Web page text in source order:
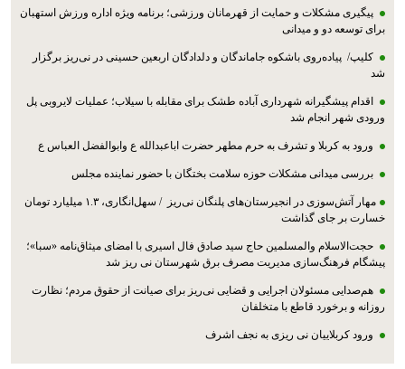
پیگیری مشکلات و حمایت از قهرمانان ورزشی؛ برنامه ویژه اداره ورزش استهبان
برای توسعه دو و میدانی
کلیپ/ پیاده‌روی باشکوه جاماندگان و دلدادگان اربعین حسینی در نی‌ریز برگزار
شد
اقدام پیشگیرانه شهرداری آباده طشک برای مقابله با سیلاب؛ عملیات لایروبی پل
ورودی شهر انجام شد
ورود به کربلا و تشرف به حرم مطهر حضرت اباعبدالله ع وابوالفضل العباس ع
بررسی میدانی مشکلات حوزه سلامت بختگان با حضور نماینده مجلس
مهار آتش‌سوزی در انجیرستان‌های پلنگان نی‌ریز / سهل‌انگاری، ۱.۳ میلیارد تومان
خسارت بر جای گذاشت
حجت‌الاسلام والمسلمین حاج سید صادق فال اسیری با امضای میثاق‌نامه «سبا»؛
پیشگام فرهنگ‌سازی مدیریت مصرف برق شهرستان نی ریز شد
هم‌صدایی مسئولان اجرایی و قضایی نی‌ریز برای صیانت از حقوق مردم؛ نظارت
روزانه و برخورد قاطع با متخلفان
ورود کربلاییان نی ریزی به نجف اشرف